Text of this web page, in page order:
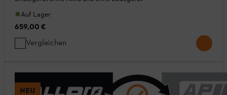
Auf Lager
659,00 €
Vergleichen
NEU